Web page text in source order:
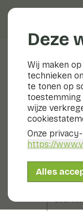
Deze
Wij maken
technieken
te tonen op
toestemming
wijze
Onze
https://
AllesSla
Sla